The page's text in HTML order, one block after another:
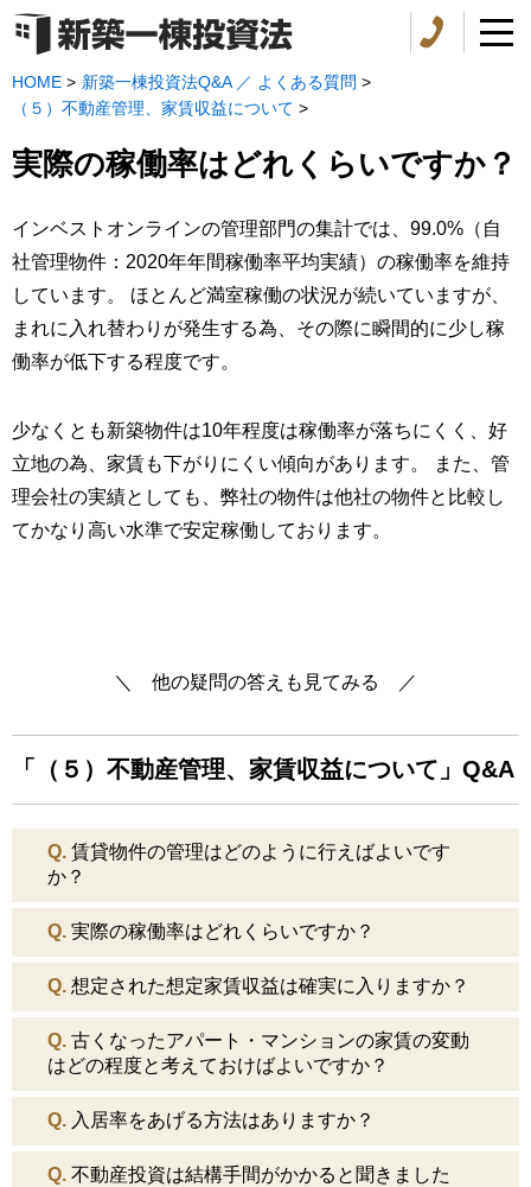
HOME > 新築一棟投資法Q&A ／ よくある質問 >
（５）不動産管理、家賃収益について >
実際の稼働率はどれくらいですか？
インベストオンラインの管理部門の集計では、99.0%（自
社管理物件：2020年年間稼働率平均実績）の稼働率を維持
しています。 ほとんど満室稼働の状況が続いていますが、
まれに入れ替わりが発生する為、その際に瞬間的に少し稼
働率が低下する程度です。
少なくとも新築物件は10年程度は稼働率が落ちにくく、好
立地の為、家賃も下がりにくい傾向があります。 また、管
理会社の実績としても、弊社の物件は他社の物件と比較し
てかなり高い水準で安定稼働しております。
＼ 他の疑問の答えも見てみる ／
「（５）不動産管理、家賃収益について」Q&A
Q. 賃貸物件の管理はどのように行えばよいです
か？
Q. 実際の稼働率はどれくらいですか？
Q. 想定された想定家賃収益は確実に入りますか？
Q. 古くなったアパート・マンションの家賃の変動
はどの程度と考えておけばよいですか？
Q. 入居率をあげる方法はありますか？
Q. 不動産投資は結構手間がかかると聞きました